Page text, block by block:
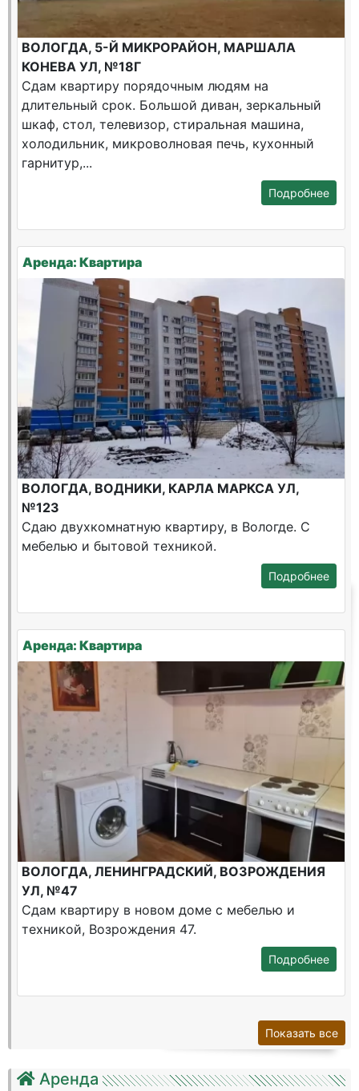
Аренда
ВОЛОГДА, 5-Й МИКРОРАЙОН, МАРШАЛА
КОНЕВА УЛ, №18Г
Сдам квартиру порядочным людям на
длительный срок. Большой диван, зеркальный
шкаф, стол, телевизор, стиральная машина,
холодильник, микроволновая печь, кухонный
гарнитур,...
Подробнее
Аренда: Квартира
ВОЛОГДА, ВОДНИКИ, КАРЛА МАРКСА УЛ,
№123
Сдаю двухкомнатную квартиру, в Вологде. С
мебелью и бытовой техникой.
Подробнее
Аренда: Квартира
ВОЛОГДА, ЛЕНИНГРАДСКИЙ, ВОЗРОЖДЕНИЯ
УЛ, №47
Сдам квартиру в новом доме с мебелью и
техникой, Возрождения 47.
Подробнее
Показать все